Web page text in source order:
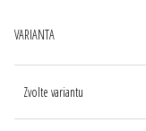
VARIANTA
Zvolte variantu